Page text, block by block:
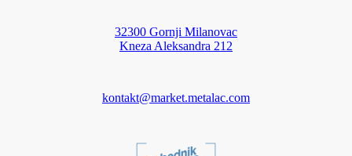
32300 Gornji Milanovac
Kneza Aleksandra 212
kontakt@market.metalac.com